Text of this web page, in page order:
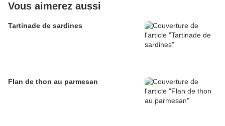
Vous aimerez aussi
Tartinade de sardines
Flan de thon au parmesan